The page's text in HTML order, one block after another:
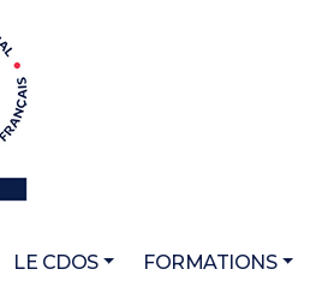
LE CDOS FORMATIONS